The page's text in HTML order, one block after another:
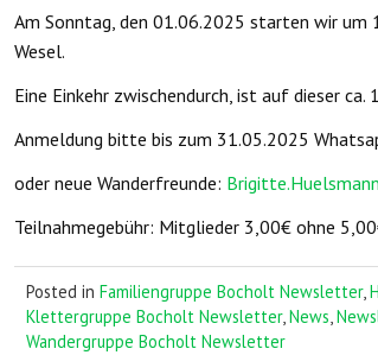
Am Sonntag, den 01.06.2025 starten wir um
Wesel.
Eine Einkehr zwischendurch, ist auf dieser
Anmeldung bitte bis zum 31.05.2025
oder neue Wanderfreunde:
Teilnahmegebühr: Mitglieder 3,00€ ohne
Posted in Familiengruppe Bocholt Newsletter,
Klettergruppe Bocholt Newsletter,News,
Wandergruppe Bocholt Newsletter